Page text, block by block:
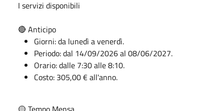
I servizi disponibili
🔴 Anticipo
Giorni: da lunedì a venerdì.
Periodo: dal 14/09/2026 al 08/06/2027.
Orario: dalle 7:30 alle 8:10.
Costo: 305,00 € all'anno.